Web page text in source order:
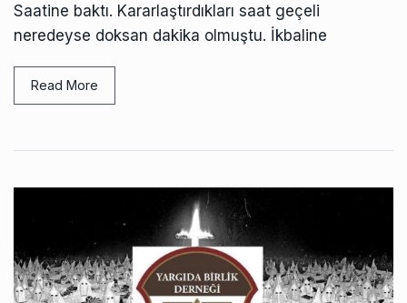
Saatine baktı. Kararlaştırdıkları saat geçeli
neredeyse doksan dakika olmuştu. İkbaline
Read More